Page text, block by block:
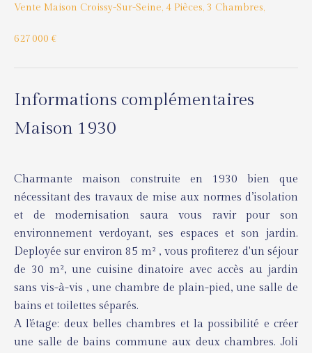
Vente Maison Croissy-Sur-Seine, 4 Pièces, 3 Chambres,
627 000 €
Informations complémentaires
Maison 1930
Charmante maison construite en 1930 bien que
nécessitant des travaux de mise aux normes d’isolation
et de modernisation saura vous ravir pour son
environnement verdoyant, ses espaces et son jardin.
Deployée sur environ 85 m² , vous profiterez d'un séjour
de 30 m², une cuisine dinatoire avec accès au jardin
sans vis-à-vis , une chambre de plain-pied, une salle de
bains et toilettes séparés.
A l'étage: deux belles chambres et la possibilité e créer
une salle de bains commune aux deux chambres. Joli